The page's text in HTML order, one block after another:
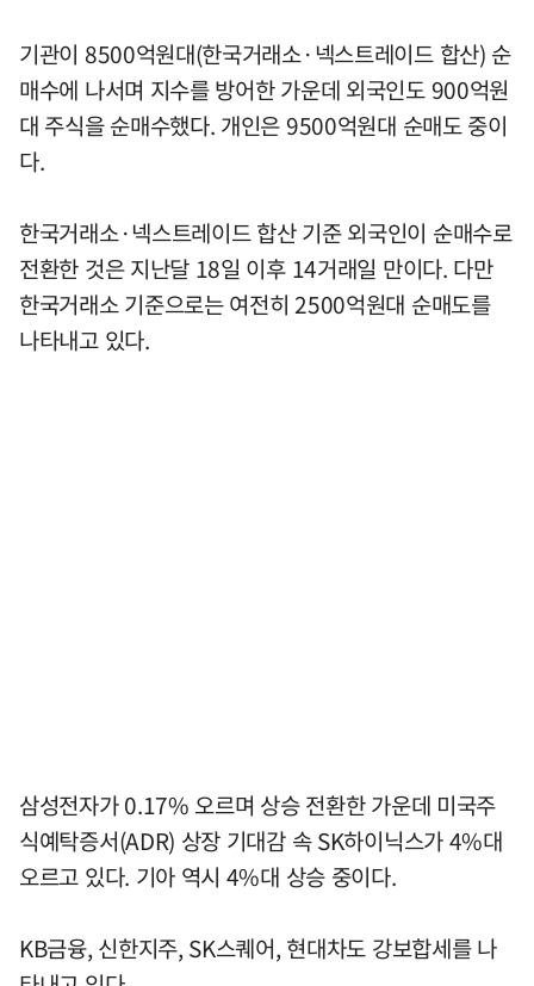
기관이 8500억원대(한국거래소·넥스트레이드 합산) 순
매수에 나서며 지수를 방어한 가운데 외국인도 900억원
대 주식을 순매수했다. 개인은 9500억원대 순매도 중이
다.
한국거래소·넥스트레이드 합산 기준 외국인이 순매수로
전환한 것은 지난달 18일 이후 14거래일 만이다. 다만
한국거래소 기준으로는 여전히 2500억원대 순매도를
나타내고 있다.
삼성전자가 0.17% 오르며 상승 전환한 가운데 미국주
식예탁증서(ADR) 상장 기대감 속 SK하이닉스가 4%대
오르고 있다. 기아 역시 4%대 상승 중이다.
KB금융, 신한지주, SK스퀘어, 현대차도 강보합세를 나